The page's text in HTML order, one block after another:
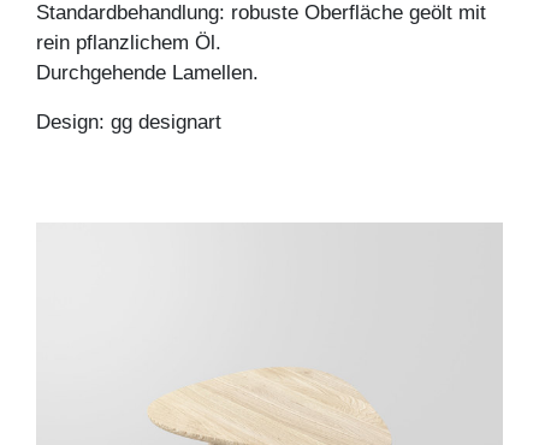
Standardbehandlung: robuste Oberfläche geölt mit
rein pflanzlichem Öl.
Durchgehende Lamellen.
Design: gg designart